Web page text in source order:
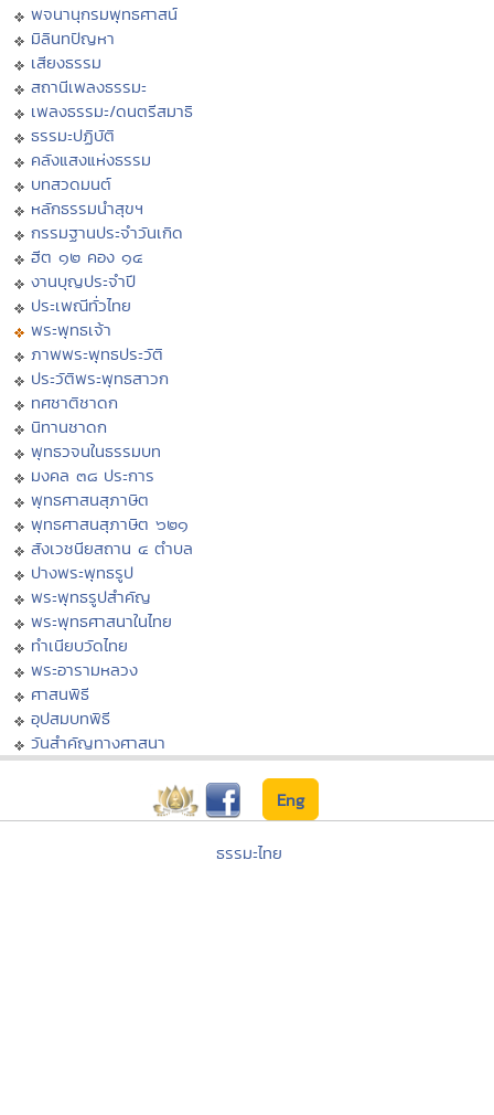
พจนานุกรมพุทธศาสน์
มิลินทปัญหา
เสียงธรรม
สถานีเพลงธรรมะ
เพลงธรรมะ/ดนตรีสมาธิ
ธรรมะปฏิบัติ
คลังแสงแห่งธรรม
บทสวดมนต์
หลักธรรมนำสุขฯ
กรรมฐานประจำวันเกิด
ฮีต ๑๒ คอง ๑๔
งานบุญประจำปี
ประเพณีทั่วไทย
พระพุทธเจ้า
ภาพพระพุทธประวัติ
ประวัติพระพุทธสาวก
ทศชาติชาดก
นิทานชาดก
พุทธวจนในธรรมบท
มงคล ๓๘ ประการ
พุทธศาสนสุภาษิต
พุทธศาสนสุภาษิต ๖๒๑
สังเวชนียสถาน ๔ ตำบล
ปางพระพุทธรูป
พระพุทธรูปสำคัญ
พระพุทธศาสนาในไทย
ทำเนียบวัดไทย
พระอารามหลวง
ศาสนพิธี
อุปสมบทพิธี
วันสำคัญทางศาสนา
Eng
ธรรมะไทย